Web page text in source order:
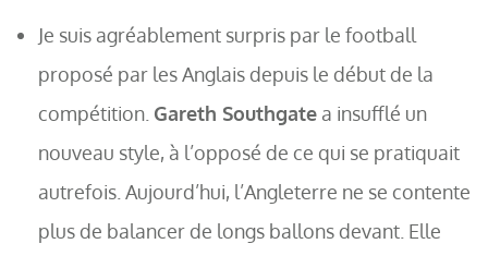
Je suis agréablement surpris par le football
proposé par les Anglais depuis le début de la
compétition. Gareth Southgate a insufflé un
nouveau style, à l’opposé de ce qui se pratiquait
autrefois. Aujourd’hui, l’Angleterre ne se contente
plus de balancer de longs ballons devant. Elle